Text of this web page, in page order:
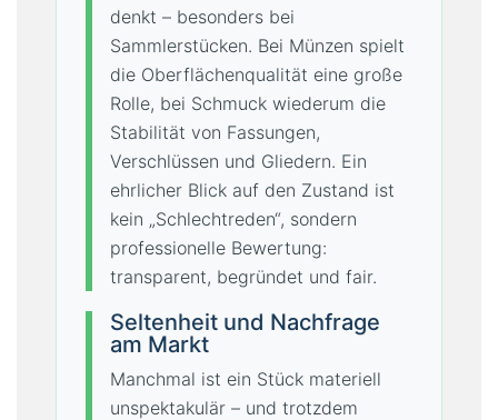
denkt – besonders bei
Sammlerstücken. Bei Münzen spielt
die Oberflächenqualität eine große
Rolle, bei Schmuck wiederum die
Stabilität von Fassungen,
Verschlüssen und Gliedern. Ein
ehrlicher Blick auf den Zustand ist
kein „Schlechtreden“, sondern
professionelle Bewertung:
transparent, begründet und fair.
Seltenheit und Nachfrage
am Markt
Manchmal ist ein Stück materiell
unspektakulär – und trotzdem